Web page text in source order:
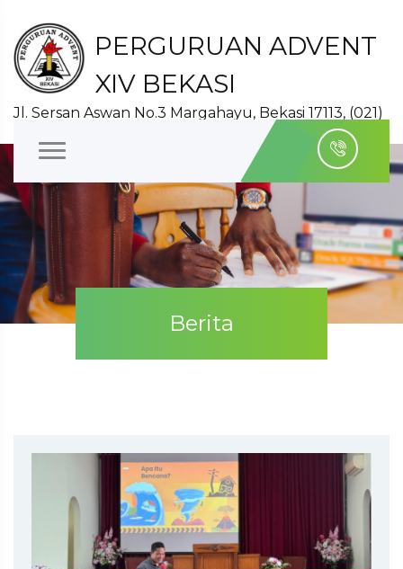
PERGURUAN ADVENT
XIV BEKASI
Jl. Sersan Aswan No.3 Margahayu, Bekasi 17113, (021)
Berita